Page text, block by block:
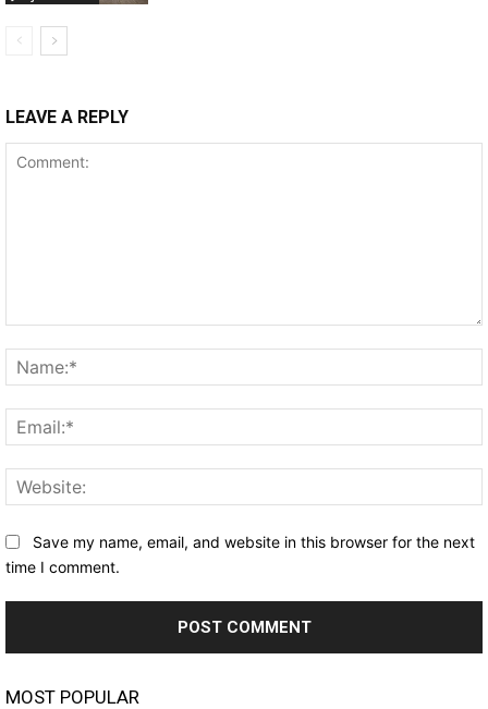
LEAVE A REPLY
Save my name, email, and website in this browser for the next
time I comment.
MOST POPULAR